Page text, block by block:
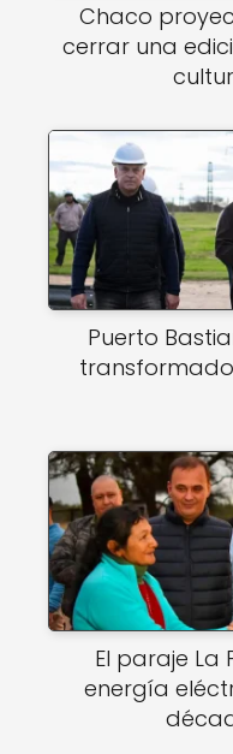
Chaco
cerrar una
Puerto
El paraje La
energía